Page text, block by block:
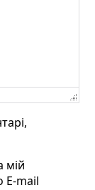
мій
E-mail